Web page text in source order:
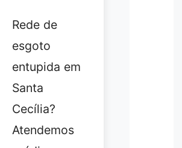
Rede de
esgoto
entupida em
Santa
Cecília?
Atendemos